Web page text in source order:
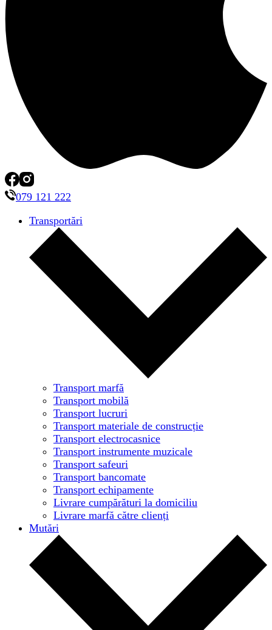
079 121 222
Transportări
Transport marfă
Transport mobilă
Transport lucruri
Transport materiale de construcție
Transport electrocasnice
Transport instrumente muzicale
Transport safeuri
Transport bancomate
Transport echipamente
Livrare cumpărături la domiciliu
Livrare marfă către clienți
Mutări